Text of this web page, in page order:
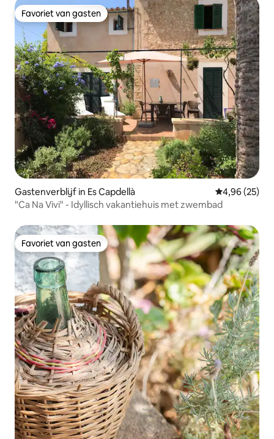
Favoriet van gasten
Favoriet van gasten
Gastenverblijf in Es Capdellà Gemiddelde
4,96 (25)
"Ca Na Vivi" - Idyllisch vakantiehuis met zwembad
Favoriet van gasten
Favoriet van gasten